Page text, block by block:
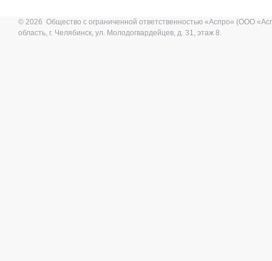
© 2026 Общество с ограниченной ответственностью «Аспро» (ООО
область, г. Челябинск, ул. Молодогвардейцев, д. 31, этаж 8.